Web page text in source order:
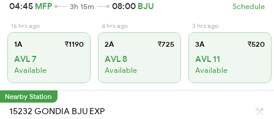
04:45 MFP 3h 15m 08:00 BJU Schedule
16 hrs ago
1A ₹1190
AVL 7
Available
4 hrs ago
2A ₹725
AVL 8
Available
3 hrs ago
3A ₹520
AVL 11
Available
Nearby Station
15232 GONDIA BJU EXP